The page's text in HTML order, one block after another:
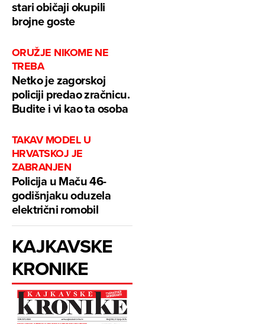
stari običaji okupili
brojne goste
ORUŽJE NIKOME NE
TREBA
Netko je zagorskoj
policiji predao zračnicu.
Budite i vi kao ta osoba
TAKAV MODEL U
HRVATSKOJ JE
ZABRANJEN
Policija u Maču 46-
godišnjaku oduzela
električni romobil
KAJKAVSKE
KRONIKE